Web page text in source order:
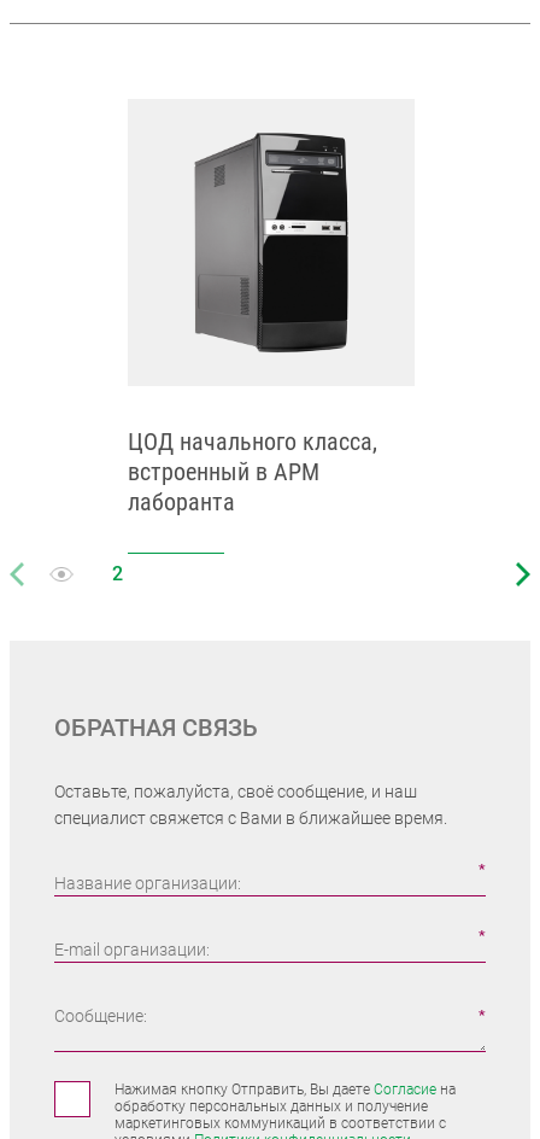
ЦОД начального класса,
встроенный в АРМ
лаборанта
ОБРАТНАЯ СВЯЗЬ
Оставьте, пожалуйста, своё сообщение, и наш
специалист свяжется с Вами в ближайшее время.
Название организации:
E-mail организации:
Сообщение:
Нажимая кнопку Отправить, Вы даете Согласиена
обработку персональных данных и получение
маркетинговых коммуникаций в соответствии с